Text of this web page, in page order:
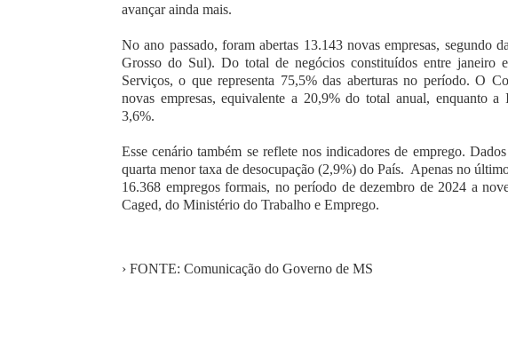
avançar ainda mais.
No ano passado, foram abertas 13.143 novas empresas, segundo
Grosso do Sul). Do total de negócios constituídos entre janeiro
Serviços, o que representa 75,5% das aberturas no período. O
novas empresas, equivalente a 20,9% do total anual, enquanto
3,6%.
Esse cenário também se reflete nos indicadores de emprego.
quarta menor taxa de desocupação (2,9%) do País. Apenas no
16.368 empregos formais, no período de dezembro de 2024 a
Caged, do Ministério do Trabalho e Emprego.
› FONTE: Comunicação do Governo de MS